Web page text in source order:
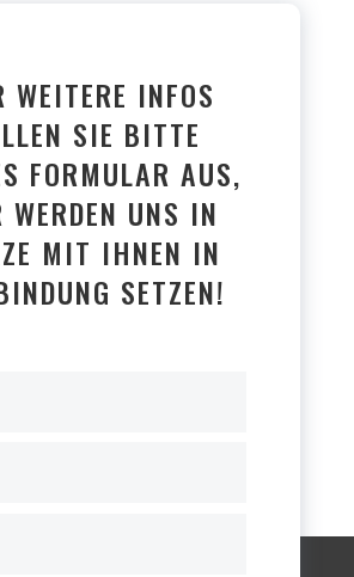
WEITERE INFOS
SIE BITTE
FORMULAR AUS,
WERDEN UNS IN
MIT IHNEN IN
SETZEN!